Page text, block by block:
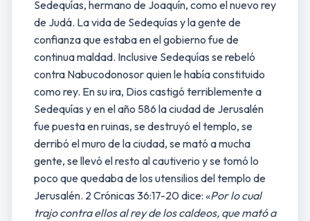
Sedequías, hermano de Joaquín, como el nuevo rey
de Judá. La vida de Sedequías y la gente de
confianza que estaba en el gobierno fue de
continua maldad. Inclusive Sedequías se rebeló
contra Nabucodonosor quien le había constituido
como rey. En su ira, Dios castigó terriblemente a
Sedequías y en el año 586 la ciudad de Jerusalén
fue puesta en ruinas, se destruyó el templo, se
derribó el muro de la ciudad, se mató a mucha
gente, se llevó el resto al cautiverio y se tomó lo
poco que quedaba de los utensilios del templo de
Jerusalén. 2 Crónicas 36:17-20 dice: «Por lo cual
trajo contra ellos al rey de los caldeos, que mató a